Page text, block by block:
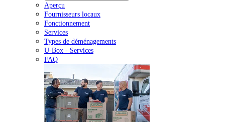
Aperçu
Fournisseurs locaux
Fonctionnement
Services
Types de déménagements
U-Box - Services
FAQ